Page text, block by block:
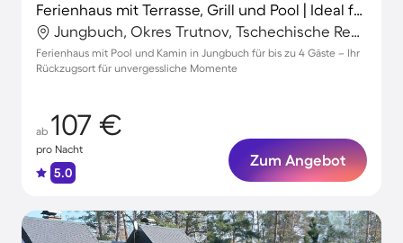
Ferienhaus mit Terrasse, Grill und Pool | Ideal für Homeoffice
Jungbuch, Okres Trutnov, Tschechische Republik
Ferienhaus mit Pool und Kamin in Jungbuch für bis zu 4 Gäste – Ihr
Rückzugsort für unvergessliche Momente
ab 107 €
pro Nacht
5.0
Zum Angebot